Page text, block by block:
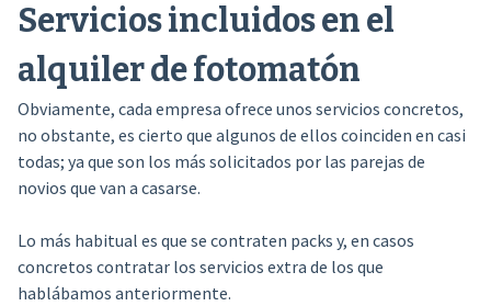
Servicios incluidos en el
alquiler de fotomatón
Obviamente, cada empresa ofrece unos servicios concretos,
no obstante, es cierto que algunos de ellos coinciden en casi
todas; ya que son los más solicitados por las parejas de
novios que van a casarse.
Lo más habitual es que se contraten packs y, en casos
concretos contratar los servicios extra de los que
hablábamos anteriormente.